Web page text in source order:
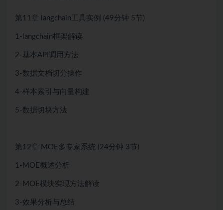
第11章 langchain工具实例 (49分钟 5节)
1-langchain框架解读
2-基本API调用方法
3-数据文档切分操作
4-样本索引与向量构建
5-数据切块方法
第12章 MOE多专家系统 (24分钟 3节)
1-MOE概述分析
2-MOE模块实现方法解读
3-效果分析与总结